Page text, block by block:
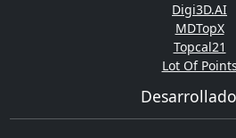
Digi3D.AI
MDTopX
Topcal21
Lot Of Points